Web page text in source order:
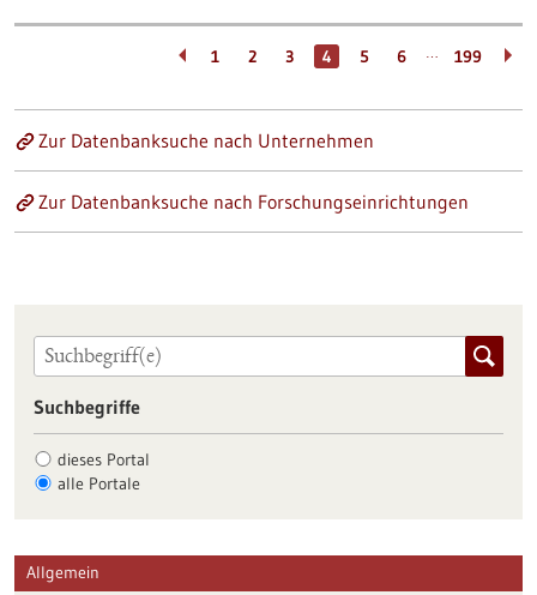
1 2 3 4 5 6 … 199
Zur Datenbanksuche nach Unternehmen
Zur Datenbanksuche nach Forschungseinrichtungen
Suchbegriffe
dieses Portal
alle Portale
Allgemein